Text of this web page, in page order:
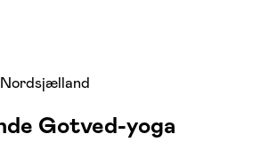
Gotved-yoga